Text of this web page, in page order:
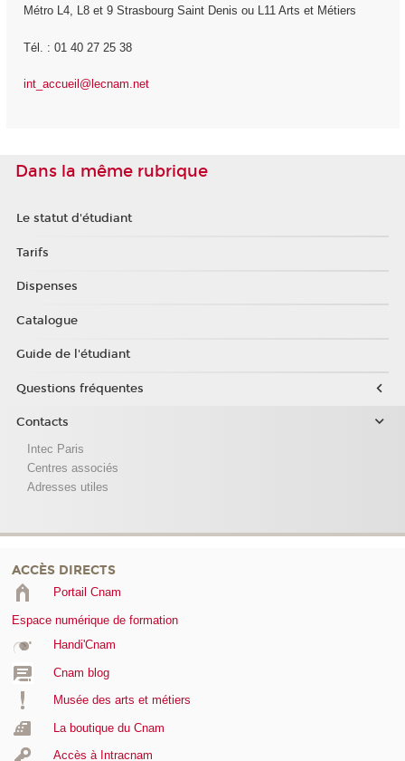
Métro L4, L8 et 9 Strasbourg Saint Denis ou L11 Arts et Métiers
Tél. : 01 40 27 25 38
int_accueil@lecnam.net
Dans la même rubrique
Le statut d'étudiant
Tarifs
Dispenses
Catalogue
Guide de l'étudiant
Questions fréquentes
Contacts
Intec Paris
Centres associés
Adresses utiles
ACCÈS DIRECTS
Portail Cnam
Espace numérique de formation
Handi'Cnam
Cnam blog
Musée des arts et métiers
La boutique du Cnam
Accès à Intracnam